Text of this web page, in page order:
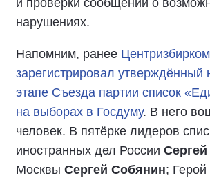
и проверки сообщений о
нарушениях.
Напомним, ранее Центризбирком
зарегистрировал утверждённый
этапе Съезда партии список
на выборах в Госдуму. В него
человек. В пятёрке лидеров
иностранных дел России
Москвы Сергей Собянин; Герой